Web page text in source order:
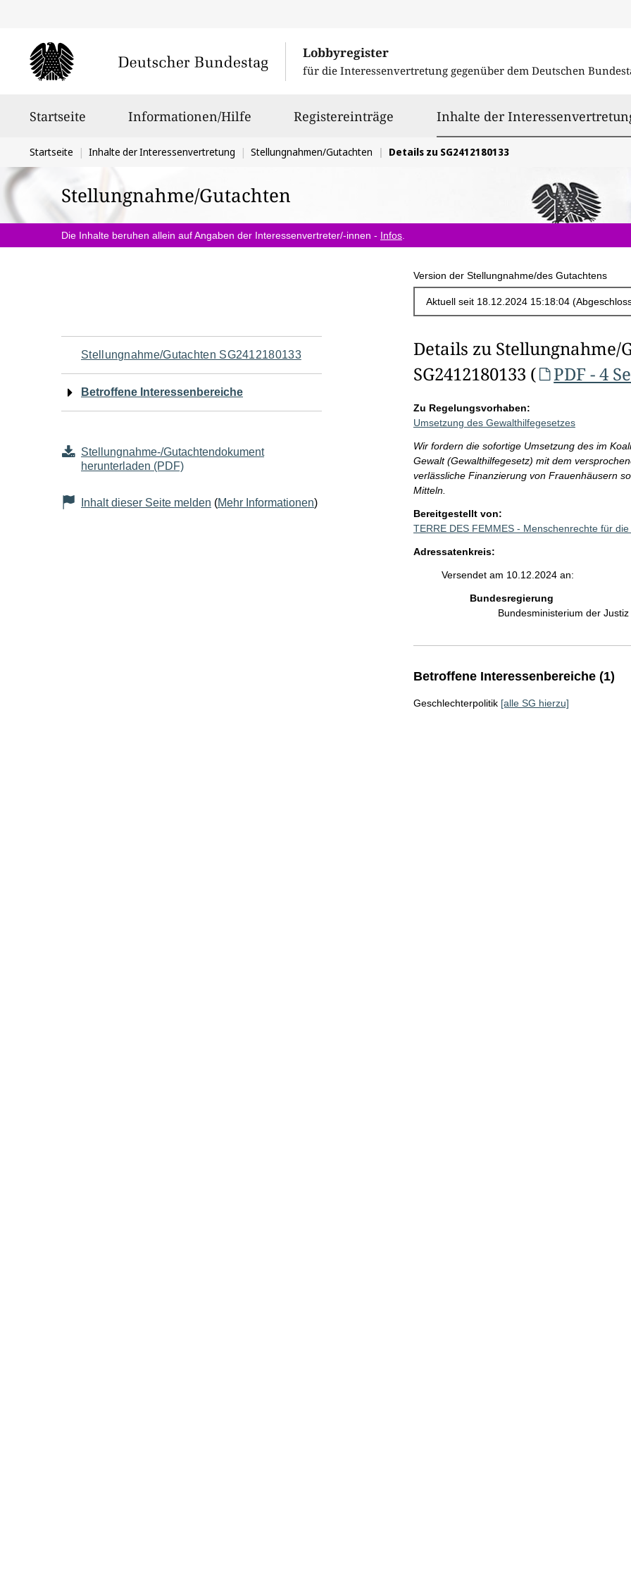
Lobbyregister
für die Interessenvertretung gegenüber dem Deutschen
Startseite Informationen/Hilfe Registereinträge Inhalte der
Sie
befinden
sich
hier:
Startseite Inhalte der Interessenvertretung Stellungnahmen/Gutachten Details zu SG2412180133
Stellungnahme/Gutachten
Die Inhalte beruhen allein auf Angaben der Interessenvertreter/-innen - Infos
Version der Stellungnahme/des Gutachtens
Navigation
für
Seiteninhalt
Stellungnahme/Gutachten SG2412180133
Betroffene Interessenbereiche
Stellungnahme-/Gutachtendokument
herunterladen (PDF)
Inhalt dieser Seite melden (Mehr Informationen)
Details zu Stellungnahme/
SG2412180133 (
PDF - 4
Zu Regelungsvorhaben:
Umsetzung des Gewalthilfegesetzes
Wir fordern die sofortige Umsetzung des im
Gewalt (Gewalthilfegesetz) mit dem
verlässliche Finanzierung von Frauenhäusern
Mitteln.
Bereitgestellt von:
TERRE DES FEMMES - Menschenrechte für
Adressatenkreis:
Versendet am 10.12.2024 an:
Bundesregierung
Bundesministerium der
Betroffene Interessenbereiche (1)
Geschlechterpolitik [alle SG hierzu]